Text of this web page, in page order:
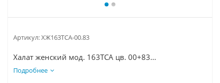
Артикул:ХЖ163ТСА-00.83
Халат женский мод. 163ТСА цв. 00+83...
Подробнее